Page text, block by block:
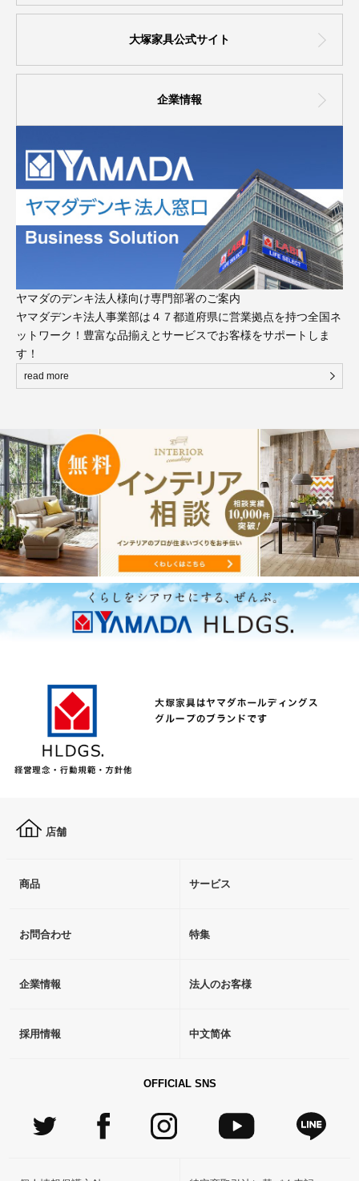
大塚家具公式サイト
企業情報
ヤマダのデンキ法人様向け専門部署のご案内
ヤマダデンキ法人事業部は４７都道府県に営業拠点を持つ全国ネ
ットワーク！豊富な品揃えとサービスでお客様をサポートしま
す！
read more
店舗
商品 サービス
お問合わせ 特集
企業情報 法人のお客様
採用情報 中文简体
OFFICIAL SNS